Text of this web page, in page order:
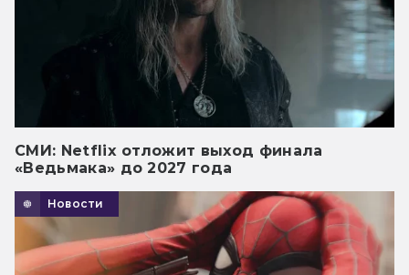
СМИ: Netflix отложит выход финала
«Ведьмака» до 2027 года
Новости